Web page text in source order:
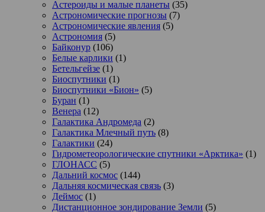
Астероиды и малые планеты (35)
Астрономические прогнозы (7)
Астрономические явления (5)
Астрономия (5)
Байконур (106)
Белые карлики (1)
Бетельгейзе (1)
Биоспутники (1)
Биоспутники «Бион» (5)
Буран (1)
Венера (12)
Галактика Андромеда (2)
Галактика Млечный путь (8)
Галактики (24)
Гидрометеорологические спутники «Арктика» (1)
ГЛОНАСС (5)
Дальний космос (144)
Дальняя космическая связь (3)
Деймос (1)
Дистанционное зондирование Земли (5)